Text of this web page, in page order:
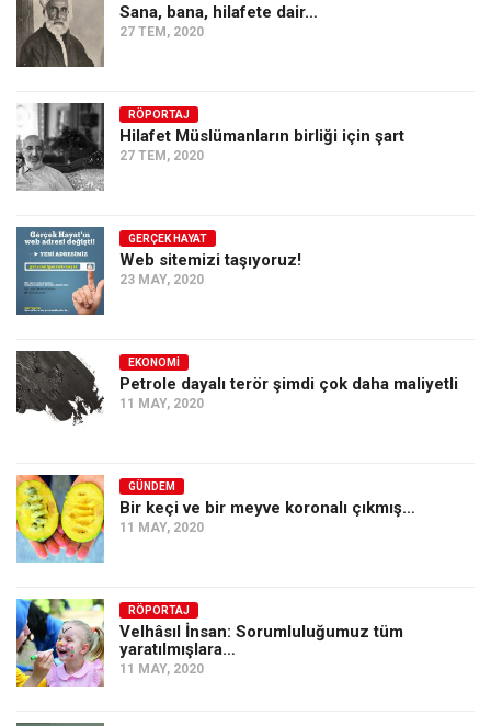
Kültür Sanat
Kitap
7 soruda bu hafta
Ekonomi
Manzara
Sağlık
Gıda-Beslenme
Hayat
Türkiye
Siyaset
Avrupa
Asya
İslam Dünyası
Amerika
Avustralya
Sana, bana, hilafete dair…
27 TEM, 2020
RÖPORTAJ
Hilafet Müslümanların birliği için şart
27 TEM, 2020
GERÇEK HAYAT
Web sitemizi taşıyoruz!
23 MAY, 2020
EKONOMI
Petrole dayalı terör şimdi çok daha maliyetli
11 MAY, 2020
GÜNDEM
Bir keçi ve bir meyve koronalı çıkmış…
11 MAY, 2020
RÖPORTAJ
Velhâsıl İnsan: Sorumluluğumuz tüm
yaratılmışlara…
11 MAY, 2020